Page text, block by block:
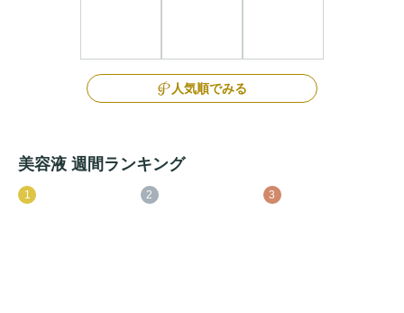
人気順でみる
美容液 週間ランキング
1 2 3